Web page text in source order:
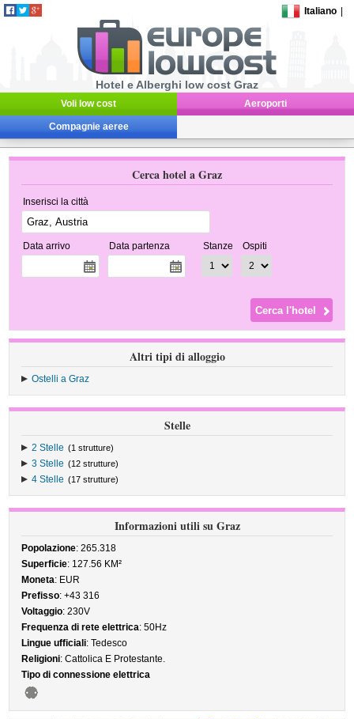
Italiano
Hotel e Alberghi low cost Graz
Voli low cost Aeroporti
Compagnie aeree
Cerca hotel a Graz
Inserisci la città
Data arrivo Data partenza Stanze Ospiti
Altri tipi di alloggio
Ostelli a Graz
Stelle
2 Stelle (1 strutture)
3 Stelle (12 strutture)
4 Stelle (17 strutture)
Informazioni utili su Graz
Popolazione: 265.318
Superficie: 127.56 KM²
Moneta: EUR
Prefisso: +43 316
Voltaggio: 230V
Frequenza di rete elettrica: 50Hz
Lingue ufficiali: Tedesco
Religioni: Cattolica E Protestante.
Tipo di connessione elettrica